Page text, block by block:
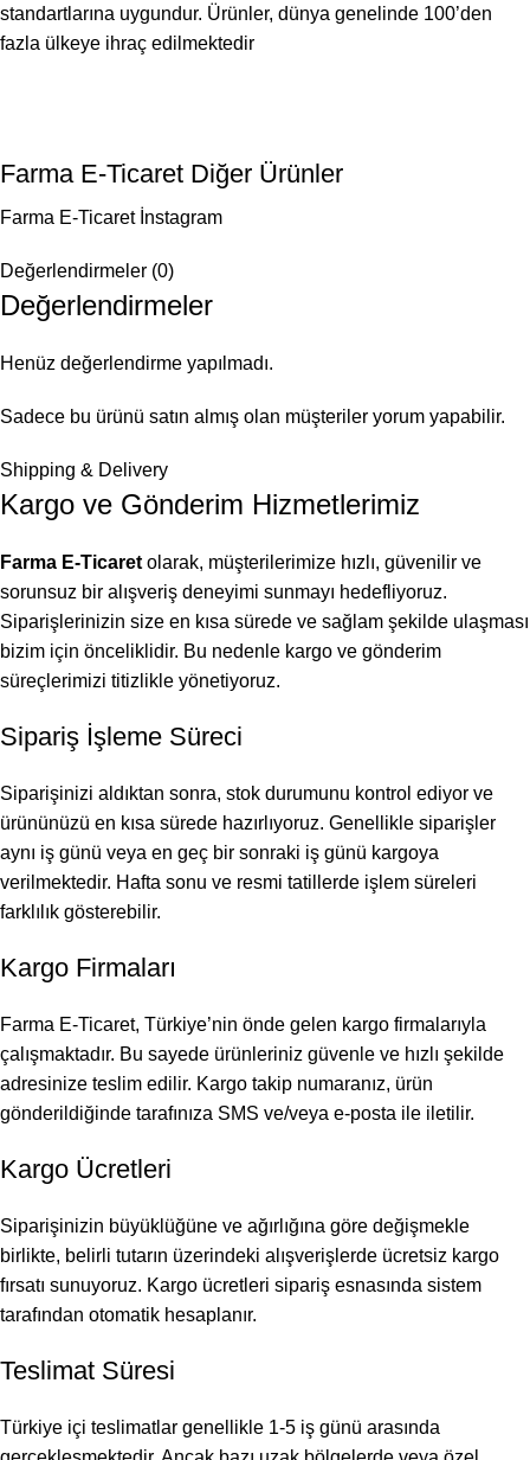
standartlarına uygundur. Ürünler, dünya genelinde 100’den
fazla ülkeye ihraç edilmektedir
Farma E-Ticaret Diğer Ürünler
Farma E-Ticaret İnstagram
Değerlendirmeler (0)
Değerlendirmeler
Henüz değerlendirme yapılmadı.
Sadece bu ürünü satın almış olan müşteriler yorum yapabilir.
Shipping & Delivery
Kargo ve Gönderim Hizmetlerimiz
Farma E-Ticaret olarak, müşterilerimize hızlı, güvenilir ve
sorunsuz bir alışveriş deneyimi sunmayı hedefliyoruz.
Siparişlerinizin size en kısa sürede ve sağlam şekilde ulaşması
bizim için önceliklidir. Bu nedenle kargo ve gönderim
süreçlerimizi titizlikle yönetiyoruz.
Sipariş İşleme Süreci
Siparişinizi aldıktan sonra, stok durumunu kontrol ediyor ve
ürününüzü en kısa sürede hazırlıyoruz. Genellikle siparişler
aynı iş günü veya en geç bir sonraki iş günü kargoya
verilmektedir. Hafta sonu ve resmi tatillerde işlem süreleri
farklılık gösterebilir.
Kargo Firmaları
Farma E-Ticaret, Türkiye’nin önde gelen kargo firmalarıyla
çalışmaktadır. Bu sayede ürünleriniz güvenle ve hızlı şekilde
adresinize teslim edilir. Kargo takip numaranız, ürün
gönderildiğinde tarafınıza SMS ve/veya e-posta ile iletilir.
Kargo Ücretleri
Siparişinizin büyüklüğüne ve ağırlığına göre değişmekle
birlikte, belirli tutarın üzerindeki alışverişlerde ücretsiz kargo
fırsatı sunuyoruz. Kargo ücretleri sipariş esnasında sistem
tarafından otomatik hesaplanır.
Teslimat Süresi
Türkiye içi teslimatlar genellikle 1-5 iş günü arasında